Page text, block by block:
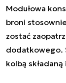
Modułowa
broni
zostać
dodatkowego.
kolbą